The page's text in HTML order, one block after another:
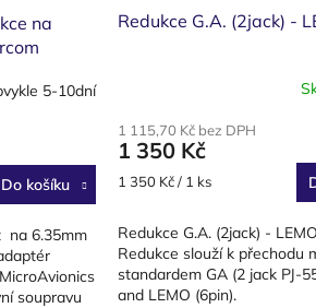
na
5-10dní
Do košíku
na 6.35mm
soupravu
Redukce G.A. (2jack) -
1 115,70 Kč bez DPH
1 350 Kč
Měrná
1 350 Kč / 1 ks
Redukce G.A. (2jack) -
Redukce slouží k přechodu
standardem GA (2 jack PJ-
and LEMO (6pin).